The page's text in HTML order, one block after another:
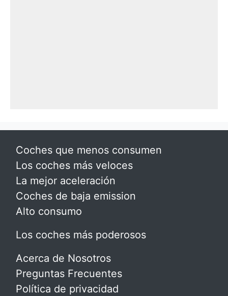
Coches que menos consumen
Los coches más veloces
La mejor aceleración
Coches de baja emission
Alto consumo
Los coches más poderosos
Acerca de Nosotros
Preguntas Frecuentes
Política de privacidad